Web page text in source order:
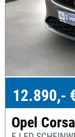
12.890,-
Opel Corsa